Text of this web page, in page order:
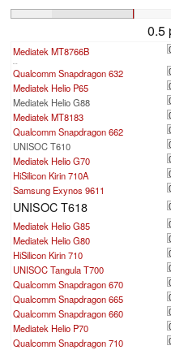
0.5
Mediatek MT8766B
Qualcomm Snapdragon 632
Mediatek Helio P65
Mediatek Helio G88
Mediatek MT8183
Qualcomm Snapdragon 662
UNISOC T610
Mediatek Helio G70
HiSilicon Kirin 710A
Samsung Exynos 9611
UNISOC T618
Mediatek Helio G85
Mediatek Helio G80
HiSilicon Kirin 710
UNISOC Tangula T700
Qualcomm Snapdragon 670
Qualcomm Snapdragon 665
Qualcomm Snapdragon 660
Mediatek Helio P70
Qualcomm Snapdragon 710